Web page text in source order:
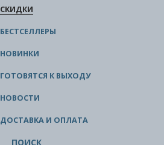
СКИДКИ
БЕСТСЕЛЛЕРЫ
НОВИНКИ
ГОТОВЯТСЯ К ВЫХОДУ
НОВОСТИ
ДОСТАВКА И ОПЛАТА
ПОИСК